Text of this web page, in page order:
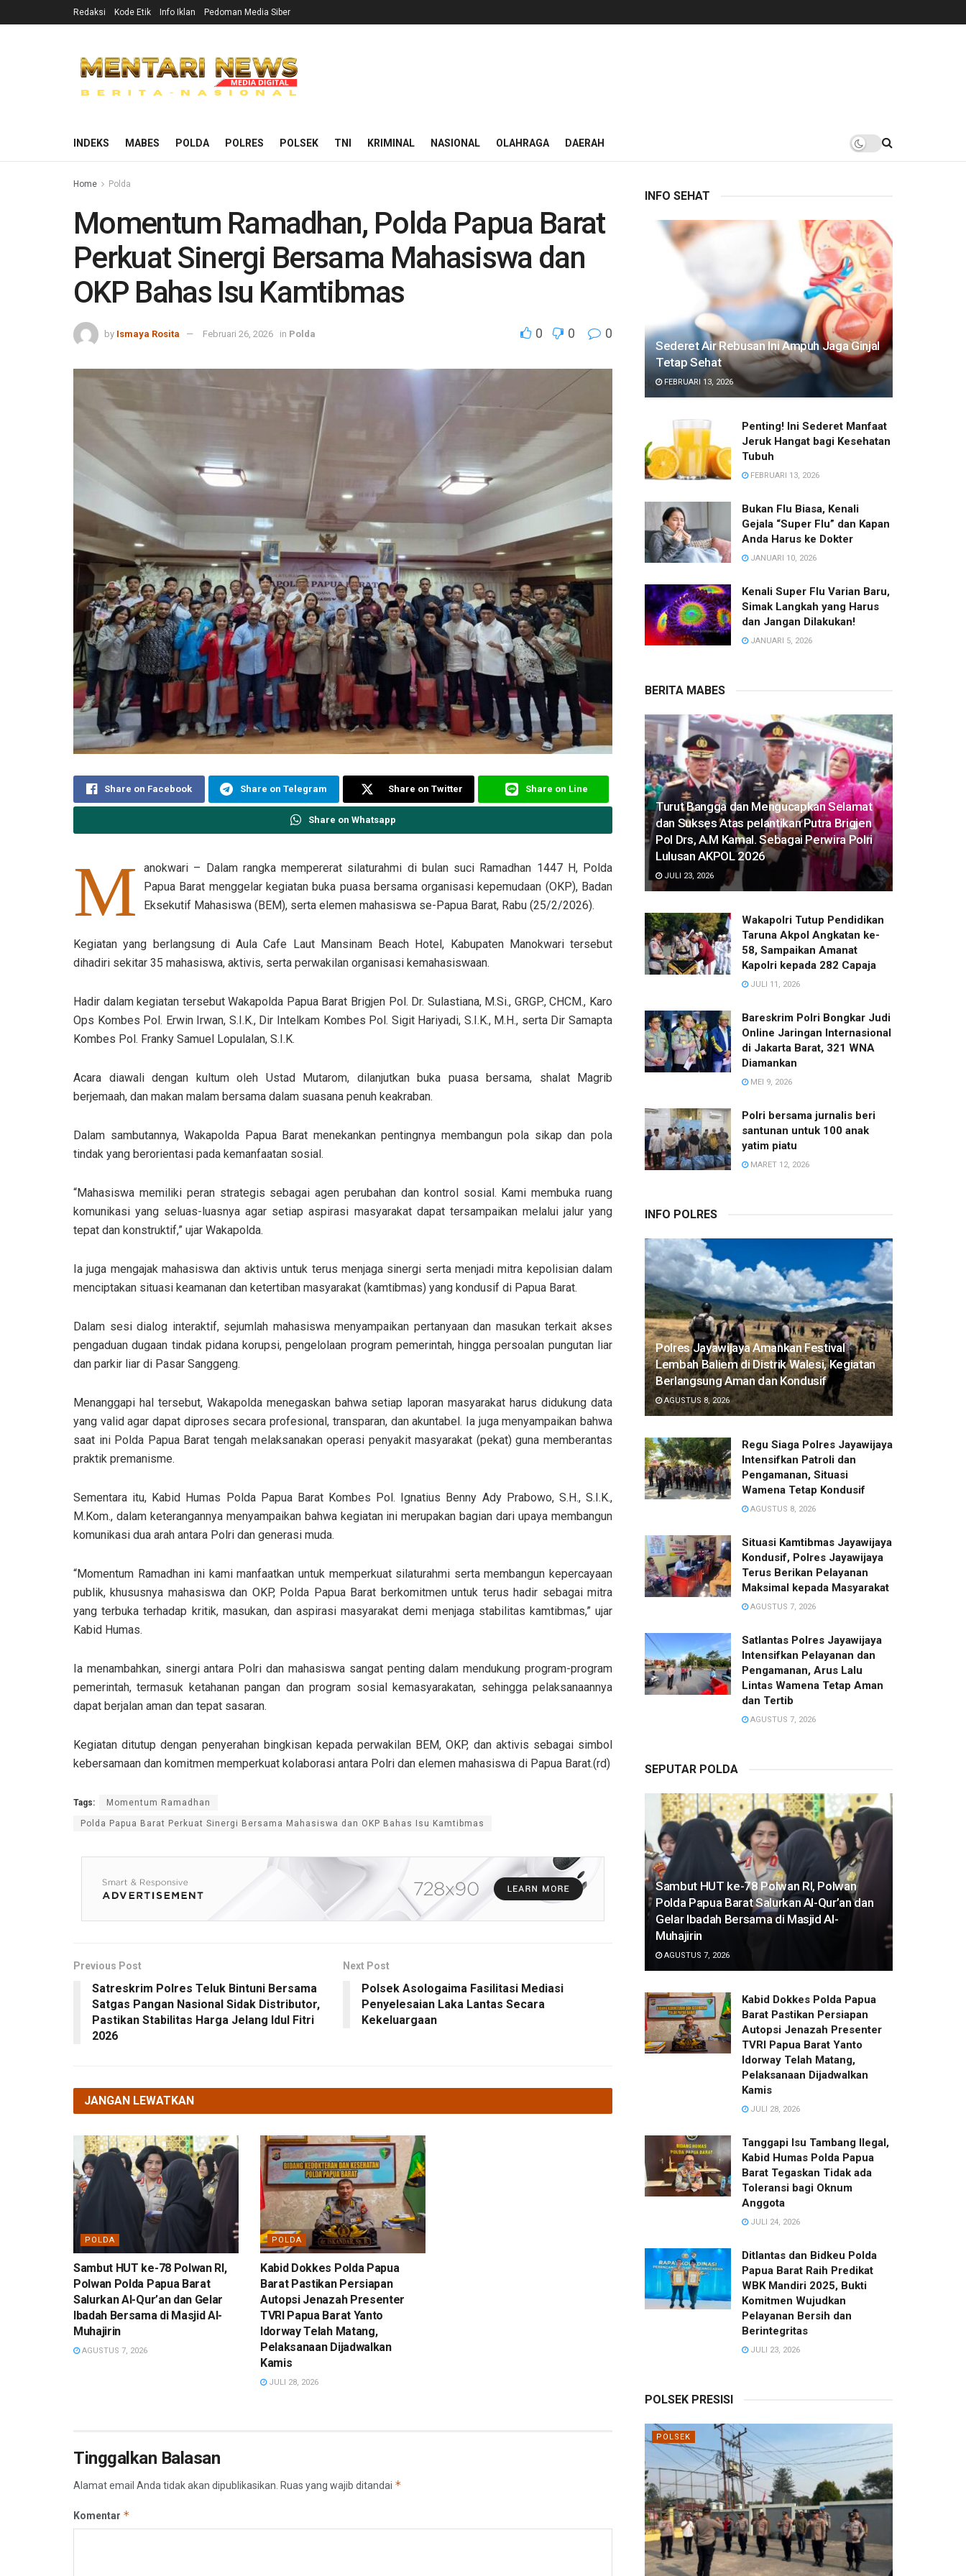
Redaksi Kode Etik Info Iklan Pedoman Media Siber
INDEKS MABES POLDA POLRES POLSEK TNI KRIMINAL NASIONAL OLAHRAGA DAERAH
Home Polda
Momentum Ramadhan, Polda Papua Barat
Perkuat Sinergi Bersama Mahasiswa dan
OKP Bahas Isu Kamtibmas
by Ismaya Rosita Februari 26, 2026 in Polda 0 0 0
Share on Facebook Share on Telegram Share on Twitter Share on Line
Share on Whatsapp
M
anokwari – Dalam rangka mempererat silaturahmi di bulan suci Ramadhan 1447 H, Polda
Papua Barat menggelar kegiatan buka puasa bersama organisasi kepemudaan (OKP), Badan
Eksekutif Mahasiswa (BEM), serta elemen mahasiswa se-Papua Barat, Rabu (25/2/2026).
Kegiatan yang berlangsung di Aula Cafe Laut Mansinam Beach Hotel, Kabupaten Manokwari tersebut
dihadiri sekitar 35 mahasiswa, aktivis, serta perwakilan organisasi kemahasiswaan.
Hadir dalam kegiatan tersebut Wakapolda Papua Barat Brigjen Pol. Dr. Sulastiana, M.Si., GRGP., CHCM., Karo
Ops Kombes Pol. Erwin Irwan, S.I.K., Dir Intelkam Kombes Pol. Sigit Hariyadi, S.I.K., M.H., serta Dir Samapta
Kombes Pol. Franky Samuel Lopulalan, S.I.K.
Acara diawali dengan kultum oleh Ustad Mutarom, dilanjutkan buka puasa bersama, shalat Magrib
berjemaah, dan makan malam bersama dalam suasana penuh keakraban.
Dalam sambutannya, Wakapolda Papua Barat menekankan pentingnya membangun pola sikap dan pola
tindak yang berorientasi pada kemanfaatan sosial.
“Mahasiswa memiliki peran strategis sebagai agen perubahan dan kontrol sosial. Kami membuka ruang
komunikasi yang seluas-luasnya agar setiap aspirasi masyarakat dapat tersampaikan melalui jalur yang
tepat dan konstruktif,” ujar Wakapolda.
Ia juga mengajak mahasiswa dan aktivis untuk terus menjaga sinergi serta menjadi mitra kepolisian dalam
menciptakan situasi keamanan dan ketertiban masyarakat (kamtibmas) yang kondusif di Papua Barat.
Dalam sesi dialog interaktif, sejumlah mahasiswa menyampaikan pertanyaan dan masukan terkait akses
pengaduan dugaan tindak pidana korupsi, pengelolaan program pemerintah, hingga persoalan pungutan liar
dan parkir liar di Pasar Sanggeng.
Menanggapi hal tersebut, Wakapolda menegaskan bahwa setiap laporan masyarakat harus didukung data
yang valid agar dapat diproses secara profesional, transparan, dan akuntabel. Ia juga menyampaikan bahwa
saat ini Polda Papua Barat tengah melaksanakan operasi penyakit masyarakat (pekat) guna memberantas
praktik premanisme.
Sementara itu, Kabid Humas Polda Papua Barat Kombes Pol. Ignatius Benny Ady Prabowo, S.H., S.I.K.,
M.Kom., dalam keterangannya menyampaikan bahwa kegiatan ini merupakan bagian dari upaya membangun
komunikasi dua arah antara Polri dan generasi muda.
“Momentum Ramadhan ini kami manfaatkan untuk memperkuat silaturahmi serta membangun kepercayaan
publik, khususnya mahasiswa dan OKP, Polda Papua Barat berkomitmen untuk terus hadir sebagai mitra
yang terbuka terhadap kritik, masukan, dan aspirasi masyarakat demi menjaga stabilitas kamtibmas,” ujar
Kabid Humas.
Ia menambahkan, sinergi antara Polri dan mahasiswa sangat penting dalam mendukung program-program
pemerintah, termasuk ketahanan pangan dan program sosial kemasyarakatan, sehingga pelaksanaannya
dapat berjalan aman dan tepat sasaran.
Kegiatan ditutup dengan penyerahan bingkisan kepada perwakilan BEM, OKP, dan aktivis sebagai simbol
kebersamaan dan komitmen memperkuat kolaborasi antara Polri dan elemen mahasiswa di Papua Barat.(rd)
Tags: Momentum Ramadhan
Polda Papua Barat Perkuat Sinergi Bersama Mahasiswa dan OKP Bahas Isu Kamtibmas
Previous Post
Satreskrim Polres Teluk Bintuni Bersama
Satgas Pangan Nasional Sidak Distributor,
Pastikan Stabilitas Harga Jelang Idul Fitri
2026
Next Post
Polsek Asologaima Fasilitasi Mediasi
Penyelesaian Laka Lantas Secara
Kekeluargaan
JANGAN LEWATKAN
POLDA
Sambut HUT ke-78 Polwan RI,
Polwan Polda Papua Barat
Salurkan Al-Qur’an dan Gelar
Ibadah Bersama di Masjid Al-
Muhajirin
AGUSTUS 7, 2026
POLDA
Kabid Dokkes Polda Papua
Barat Pastikan Persiapan
Autopsi Jenazah Presenter
TVRI Papua Barat Yanto
Idorway Telah Matang,
Pelaksanaan Dijadwalkan
Kamis
JULI 28, 2026
Tinggalkan Balasan
Alamat email Anda tidak akan dipublikasikan. Ruas yang wajib ditandai *
Komentar *
INFO SEHAT
Sederet Air Rebusan Ini Ampuh Jaga Ginjal
Tetap Sehat
FEBRUARI 13, 2026
Penting! Ini Sederet Manfaat
Jeruk Hangat bagi Kesehatan
Tubuh
FEBRUARI 13, 2026
Bukan Flu Biasa, Kenali
Gejala “Super Flu” dan Kapan
Anda Harus ke Dokter
JANUARI 10, 2026
Kenali Super Flu Varian Baru,
Simak Langkah yang Harus
dan Jangan Dilakukan!
JANUARI 5, 2026
BERITA MABES
Turut Bangga dan Mengucapkan Selamat
dan Sukses Atas pelantikan Putra Brigjen
Pol Drs, A.M Kamal. Sebagai Perwira Polri
Lulusan AKPOL 2026
JULI 23, 2026
Wakapolri Tutup Pendidikan
Taruna Akpol Angkatan ke-
58, Sampaikan Amanat
Kapolri kepada 282 Capaja
JULI 11, 2026
Bareskrim Polri Bongkar Judi
Online Jaringan Internasional
di Jakarta Barat, 321 WNA
Diamankan
MEI 9, 2026
Polri bersama jurnalis beri
santunan untuk 100 anak
yatim piatu
MARET 12, 2026
INFO POLRES
Polres Jayawijaya Amankan Festival
Lembah Baliem di Distrik Walesi, Kegiatan
Berlangsung Aman dan Kondusif
AGUSTUS 8, 2026
Regu Siaga Polres Jayawijaya
Intensifkan Patroli dan
Pengamanan, Situasi
Wamena Tetap Kondusif
AGUSTUS 8, 2026
Situasi Kamtibmas Jayawijaya
Kondusif, Polres Jayawijaya
Terus Berikan Pelayanan
Maksimal kepada Masyarakat
AGUSTUS 7, 2026
Satlantas Polres Jayawijaya
Intensifkan Pelayanan dan
Pengamanan, Arus Lalu
Lintas Wamena Tetap Aman
dan Tertib
AGUSTUS 7, 2026
SEPUTAR POLDA
Sambut HUT ke-78 Polwan RI, Polwan
Polda Papua Barat Salurkan Al-Qur’an dan
Gelar Ibadah Bersama di Masjid Al-
Muhajirin
AGUSTUS 7, 2026
Kabid Dokkes Polda Papua
Barat Pastikan Persiapan
Autopsi Jenazah Presenter
TVRI Papua Barat Yanto
Idorway Telah Matang,
Pelaksanaan Dijadwalkan
Kamis
JULI 28, 2026
Tanggapi Isu Tambang Ilegal,
Kabid Humas Polda Papua
Barat Tegaskan Tidak ada
Toleransi bagi Oknum
Anggota
JULI 24, 2026
Ditlantas dan Bidkeu Polda
Papua Barat Raih Predikat
WBK Mandiri 2025, Bukti
Komitmen Wujudkan
Pelayanan Bersih dan
Berintegritas
JULI 23, 2026
POLSEK PRESISI
POLSEK